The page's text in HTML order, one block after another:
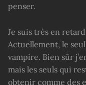
penser.
Je suis très en
Actuellement, le
vampire. Bien sûr
mais les seuls qui
obtenir comme des